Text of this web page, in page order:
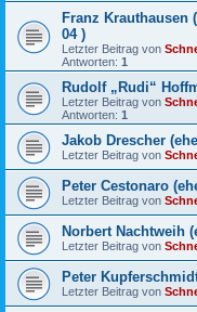
Franz Krauthausen
04 )
Letzter Beitrag von
Antworten: 1
Rudolf „Rudi“
Letzter Beitrag von
Antworten: 1
Jakob Drescher
Letzter Beitrag von
Peter Cestonaro
Letzter Beitrag von
Norbert Nachtweih
Letzter Beitrag von
Peter
Letzter Beitrag von